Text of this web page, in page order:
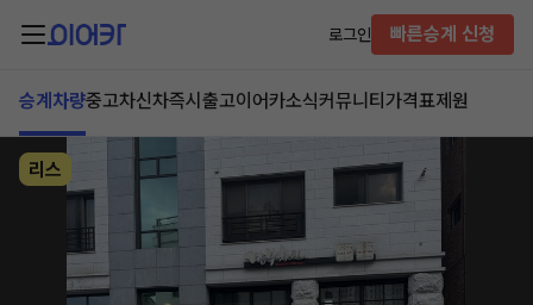
로그인 빠른승계 신청
승계차량중고차신차즉시출고이어카소식커뮤니티 가격표제원
리스